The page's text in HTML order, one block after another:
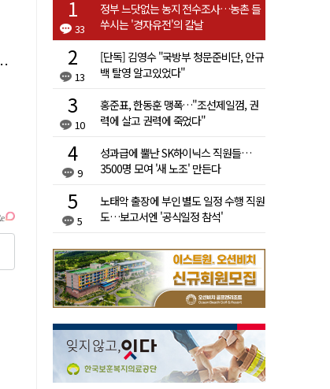
33
정부 느닷없는 농지 전수조사…농촌 들
쑤시는 '경자유전'의 칼날
13
[단독] 김영수 "국방부 청문준비단, 안규
백 탈영 알고있었다"
10
홍준표, 한동훈 맹폭…"조선제일껌, 권
력에 살고 권력에 죽었다"
9
성과급에 뿔난 SK하이닉스 직원들…
3500명 모여 '새 노조' 만든다
5
노태악 출장에 부인 별도 일정 수행 직원
도…보고서엔 '공식일정 참석'